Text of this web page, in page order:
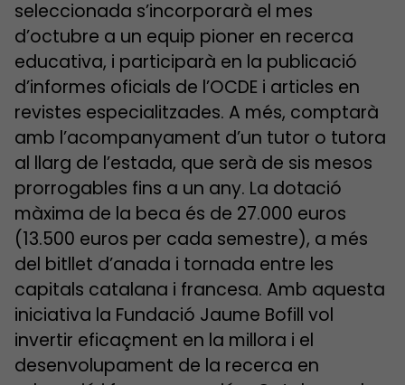
seleccionada s’incorporarà el mes
d’octubre a un equip pioner en recerca
educativa, i participarà en la publicació
d’informes oficials de l’OCDE i articles en
revistes especialitzades. A més, comptarà
amb l’acompanyament d’un tutor o tutora
al llarg de l’estada, que serà de sis mesos
prorrogables fins a un any. La dotació
màxima de la beca és de 27.000 euros
(13.500 euros per cada semestre), a més
del bitllet d’anada i tornada entre les
capitals catalana i francesa. Amb aquesta
iniciativa la Fundació Jaume Bofill vol
invertir eficaçment en la millora i el
desenvolupament de la recerca en